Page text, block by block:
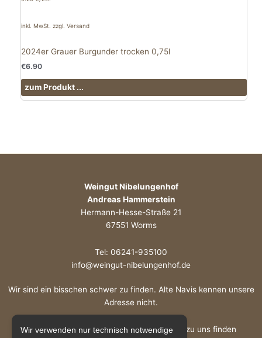
inkl. MwSt. zzgl. Versand
2024er Grauer Burgunder trocken 0,75l
€6.90
zum Produkt ...
Weingut Nibelungenhof
Andreas Hammerstein
Hermann-Hesse-Straße 21
67551 Worms
Tel: 06241-935100
info@weingut-nibelungenhof.de
Wir sind ein bisschen schwer zu finden. Alte Navis kennen unsere
Adresse nicht.
Schauen Sie hier auf Google Maps wie sie zu uns finden
Wir verwenden nur technisch notwendige